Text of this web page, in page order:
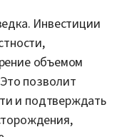
Инвестиции
объемом
позволит
и подтверждать